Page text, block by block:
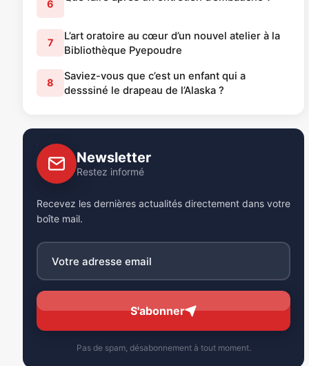
6
7
L’art oratoire au cœur d’un nouvel atelier à la
Bibliothèque Pyepoudre
8
Saviez-vous que c’est un enfant qui a
desssiné le drapeau de l’Alaska ?
Newsletter
Restez informé
Recevez les dernières actualités directement dans votre
boîte mail.
S'abonner
Pas de spam, désabonnement à tout moment.